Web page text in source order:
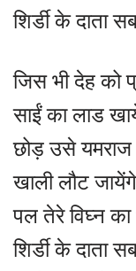
शिर्डी के दाता
जिस भी देह को
साईं का लाड
छोड़ उसे यमराज
खाली लौट
पल तेरे विघ्न का
शिर्डी के दाता